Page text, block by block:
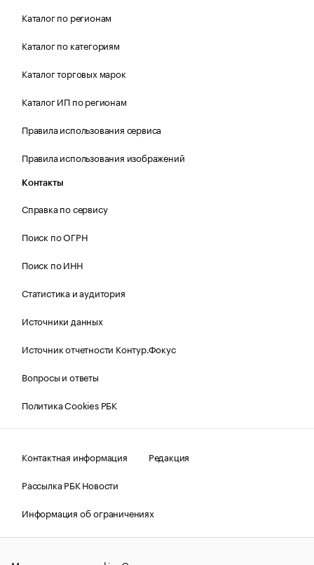
Каталог по регионам
Каталог по категориям
Каталог торговых марок
Каталог ИП по регионам
Правила использования сервиса
Правила использования изображений
Контакты
Справка по сервису
Поиск по ОГРН
Поиск по ИНН
Статистика и аудитория
Источники данных
Источник отчетности Контур.Фокус
Вопросы и ответы
Политика Cookies РБК
Контактная информация
Редакция
Рассылка РБК Новости
Информация об ограничениях
Правовая информация
О соблюдении авторских прав